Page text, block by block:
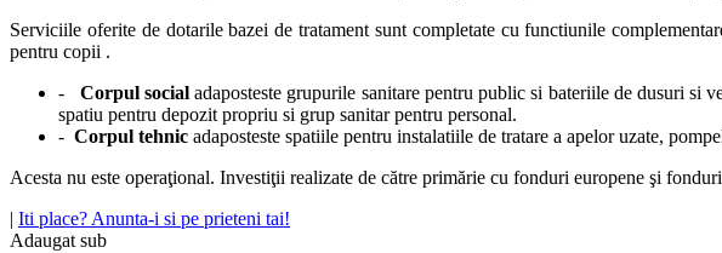
Serviciile oferite de dotarile bazei de tratament sunt completate cu functiunile
pentru copii .
- Corpul socialadaposteste grupurile sanitare pentru public si bateriile de dusuri si
spatiu pentru depozit propriu si grup sanitar pentru personal.
- Corpul tehnic adaposteste spatiile pentru instalatiile de tratare a apelor uzate,
Acesta nu este operaţional. Investiţii realizate de către primărie cu fonduri europene şi
| Iti place? Anunta-i si pe prieteni tai!
Adaugat sub